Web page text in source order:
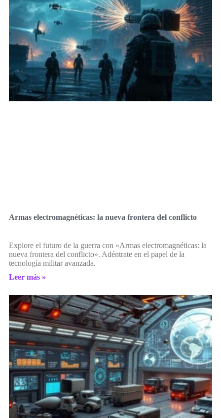
Armas electromagnéticas: la nueva frontera del conflicto
Explore el futuro de la guerra con «Armas electromagnéticas: la
nueva frontera del conflicto». Adéntrate en el papel de la
tecnología militar avanzada.
Leer más »